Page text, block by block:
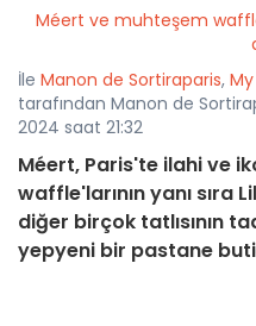
Méert ve muhteşem
İle Manon de Sortiraparis,
tarafından Manon de
2024 saat 21:32
Méert, Paris'te ilahi ve
waffle'larının yanı sıra
diğer birçok tatlısının
yepyeni bir pastane